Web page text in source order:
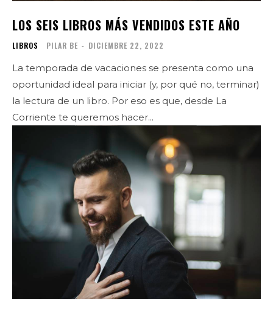
LOS SEIS LIBROS MÁS VENDIDOS ESTE AÑO
LIBROS PILAR BE - DICIEMBRE 22, 2022
La temporada de vacaciones se presenta como una
oportunidad ideal para iniciar (y, por qué no, terminar)
la lectura de un libro. Por eso es que, desde La
Corriente te queremos hacer...